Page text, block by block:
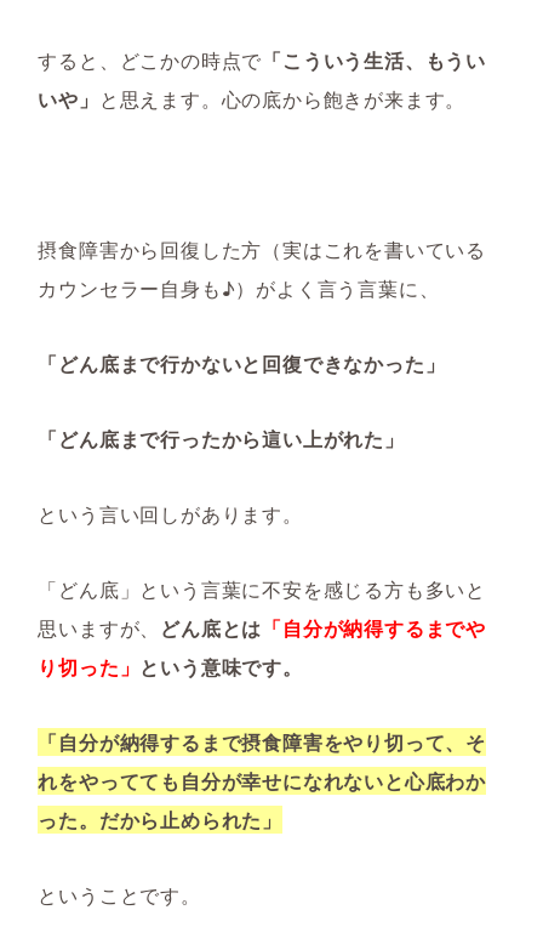
すると、どこかの時点で 「こういう生活、もうい
いや」 と思えます。心の底から飽きが来ます。
摂食障害から回復した方（実はこれを書いている
カウンセラー自身も♪）がよく言う言葉に、
「どん底まで行かないと回復できなかった」
「どん底まで行ったから這い上がれた」
という言い回しがあります。
「どん底」という言葉に不安を感じる方も多いと
思いますが、 どん底とは 「自分が納得するまでや
り切った」 という意味です。
「自分が納得するまで摂食障害をやり切って、そ
れをやってても自分が幸せになれないと心底わか
った。だから止められた」
ということです。